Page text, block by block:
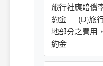
旅行社應賠償
約金 (D)旅行
地部分之費用
約金